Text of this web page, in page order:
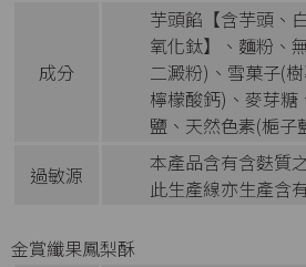
成分
芋頭餡【含芋頭、
氧化鈦】、麵粉、
二澱粉)、雪菓子(
檸檬酸鈣)、麥芽
鹽、天然色素(梔
過敏源
本產品含有含麩質
此生產線亦生產含
金賞纖果鳳梨酥